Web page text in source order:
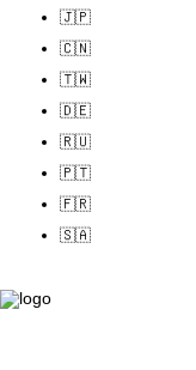
🇯🇵
🇨🇳
🇹🇼
🇩🇪
🇷🇺
🇵🇹
🇫🇷
🇸🇦